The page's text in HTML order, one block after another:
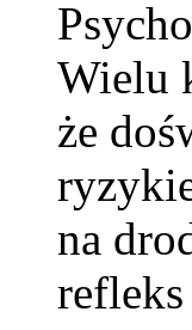
Wielu
że
na